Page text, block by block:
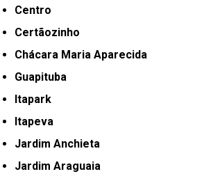
Centro
Certãozinho
Chácara Maria Aparecida
Guapituba
Itapark
Itapeva
Jardim Anchieta
Jardim Araguaia